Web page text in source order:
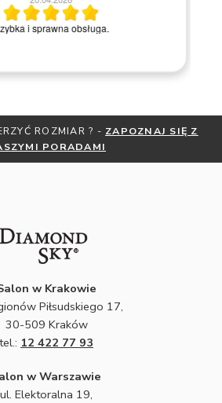
i sprawna obsługa.
ROZMIAR ? - ZAPOZNAJ SIĘ Z
PORADAMI
w Krakowie
Piłsudskiego 17,
30-509 Kraków
tel.: 12 422 77 93
w Warszawie
ul. Elektoralna 19,